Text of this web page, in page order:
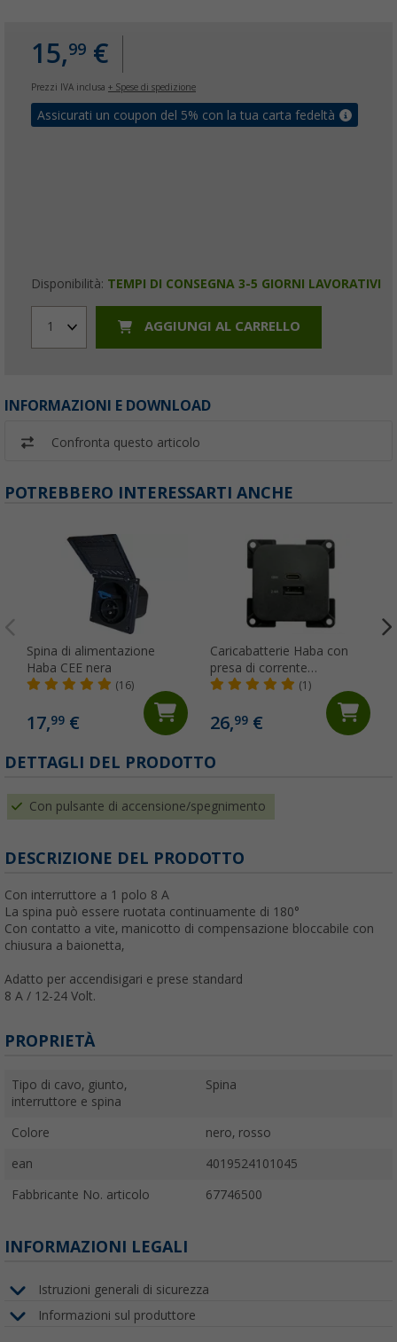
15,99 €
Prezzi IVA inclusa + Spese di spedizione
Assicurati un coupon del 5% con la tua carta fedeltà
Disponibilità: TEMPI DI CONSEGNA 3-5 GIORNI LAVORATIVI
1 AGGIUNGI AL CARRELLO
INFORMAZIONI E DOWNLOAD
Confronta questo articolo
POTREBBERO INTERESSARTI ANCHE
Spina di alimentazione
Haba CEE nera
(16)
17,99 €
Caricabatterie Haba con
presa di corrente
incorporata C-Line doppio
USB-A e USB-C 10-24 Volt
(1)
26,99€
DETTAGLI DEL PRODOTTO
Con pulsante di accensione/spegnimento
DESCRIZIONE DEL PRODOTTO
Con interruttore a 1 polo 8 A
La spina può essere ruotata continuamente di 180°
Con contatto a vite, manicotto di compensazione bloccabile con
chiusura a baionetta,
Adatto per accendisigari e prese standard
8 A / 12-24 Volt.
PROPRIETÀ
Tipo di cavo, giunto,
interruttore e spina
Spina
Colore nero, rosso
ean 4019524101045
Fabbricante No. articolo 67746500
INFORMAZIONI LEGALI
Istruzioni generali di sicurezza
Informazioni sul produttore